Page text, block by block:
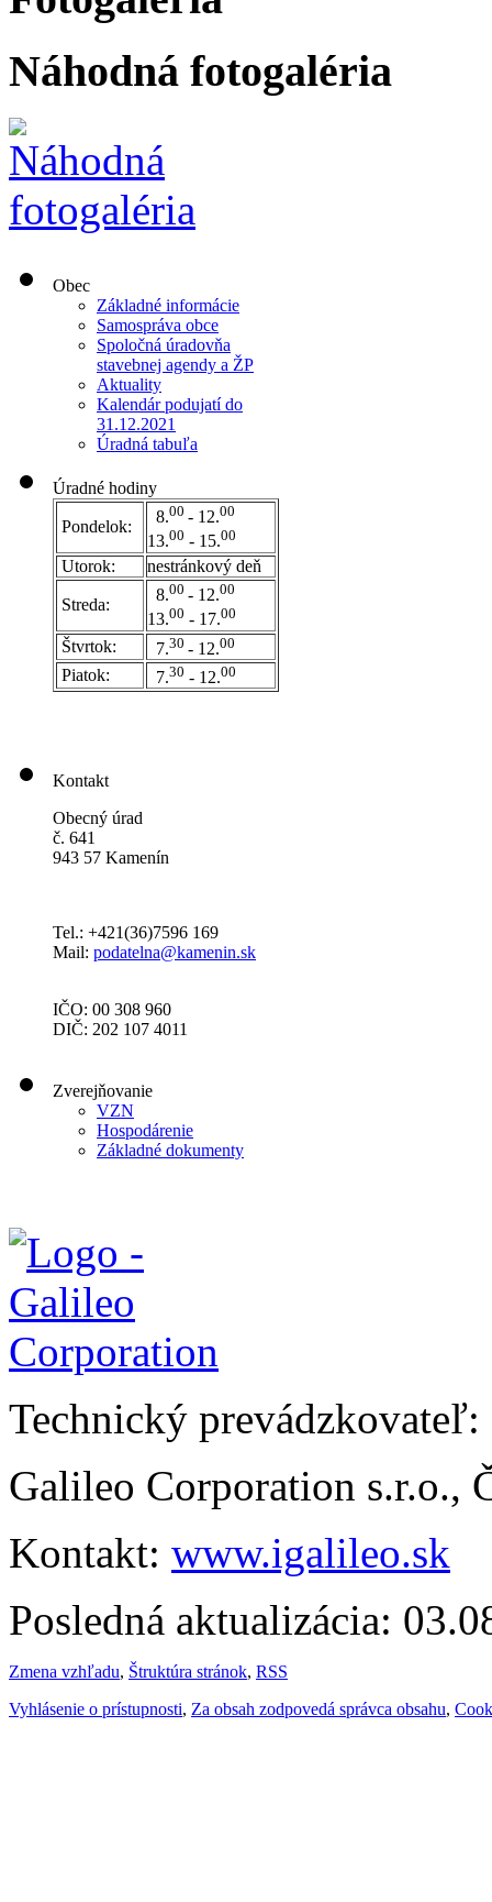
Náhodná fotogaléria
Obec
Základné informácie
Samospráva obce
Spoločná úradovňa
stavebnej agendy a ŽP
Aktuality
Kalendár podujatí do
31.12.2021
Úradná tabuľa
Úradné hodiny
Pondelok:
8.00 - 12.00
13.00 - 15.00
Utorok: nestránkový deň
Streda:
8.00 - 12.00
13.00 - 17.00
Štvrtok: 7.30 - 12.00
Piatok: 7.30 - 12.00
Kontakt
Obecný úrad
č. 641
943 57 Kamenín
Tel.: +421(36)7596 169
Mail: podatelna@kamenin.sk
IČO: 00 308 960
DIČ: 202 107 4011
Zverejňovanie
VZN
Hospodárenie
Základné dokumenty
Technický prevádzkovateľ:
Galileo Corporation s.r.o.,
Kontakt: www.igalileo.sk
Posledná aktualizácia:
Zmena vzhľadu, Štruktúra stránok, RSS
Vyhlásenie o prístupnosti, Za obsah zodpovedá správca obsahu,